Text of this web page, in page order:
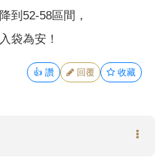
到52-58區間，
袋為安！
👍 讚 回覆 收藏